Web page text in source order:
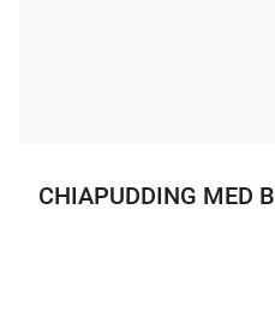
CHIAPUDDING MED